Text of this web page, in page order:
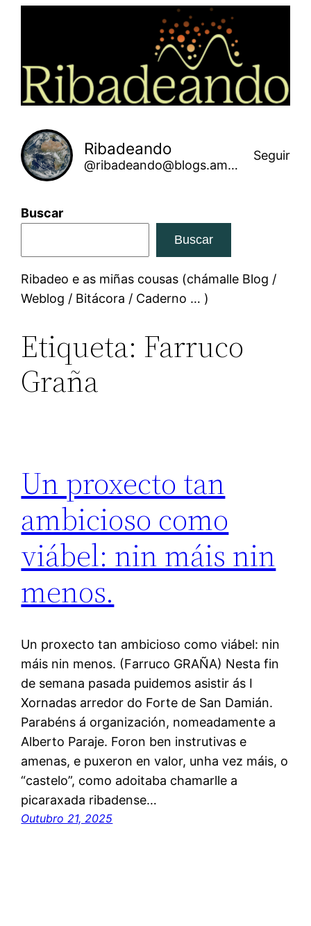
Ribadeando
@ribadeando@blogs.amarinha.gal
Seguir
Buscar
Buscar
Ribadeo e as miñas cousas (chámalle Blog /
Weblog / Bitácora / Caderno … )
Etiqueta: Farruco
Graña
Un proxecto tan
ambicioso como
viábel: nin máis nin
menos.
Un proxecto tan ambicioso como viábel: nin
máis nin menos. (Farruco GRAÑA) Nesta fin
de semana pasada puidemos asistir ás I
Xornadas arredor do Forte de San Damián.
Parabéns á organización, nomeadamente a
Alberto Paraje. Foron ben instrutivas e
amenas, e puxeron en valor, unha vez máis, o
“castelo”, como adoitaba chamarlle a
picaraxada ribadense…
Outubro 21, 2025